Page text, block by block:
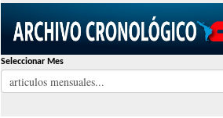
Seleccionar Mes